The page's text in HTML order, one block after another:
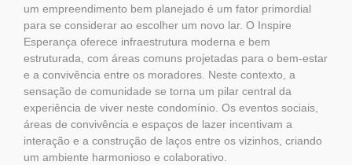
um empreendimento bem planejado é um fator primordial
para se considerar ao escolher um novo lar. O Inspire
Esperança oferece infraestrutura moderna e bem
estruturada, com áreas comuns projetadas para o bem-estar
e a convivência entre os moradores. Neste contexto, a
sensação de comunidade se torna um pilar central da
experiência de viver neste condomínio. Os eventos sociais,
áreas de convivência e espaços de lazer incentivam a
interação e a construção de laços entre os vizinhos, criando
um ambiente harmonioso e colaborativo.